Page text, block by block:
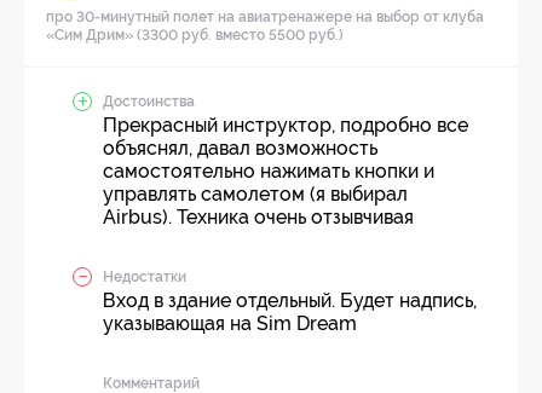
про 30-минутный полет на авиатренажере на выбор от клуба
«Сим Дрим» (3300 руб. вместо 5500 руб.)
Достоинства
Прекрасный инструктор, подробно все
объяснял, давал возможность
самостоятельно нажимать кнопки и
управлять самолетом (я выбирал
Airbus). Техника очень отзывчивая
Недостатки
Вход в здание отдельный. Будет надпись,
указывающая на Sim Dream
Комментарий